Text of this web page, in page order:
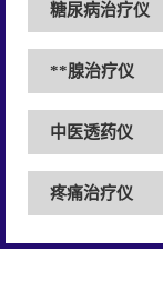
糖尿病治疗仪
**腺治疗仪
中医透药仪
疼痛治疗仪